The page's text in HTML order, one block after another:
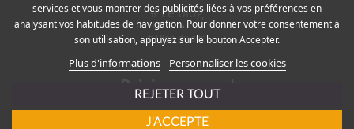
# Le blog
# Plan du site
Rejoignez-nous !
services et vous montrer des publicités liées à vos préférences en
analysant vos habitudes de navigation. Pour donner votre consentement à
son utilisation, appuyez sur le bouton Accepter.
Plus d'informations Personnaliser les cookies
REJETER TOUT
J'ACCEPTE